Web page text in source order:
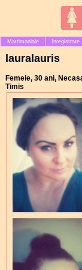
Matrimoniale Inregistrare
lauralauris
Femeie, 30 ani,
Timis